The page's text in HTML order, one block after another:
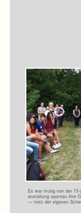
Es war mutig von der
an­stal­tung spon­tan ihre
— trotz der eige­nen